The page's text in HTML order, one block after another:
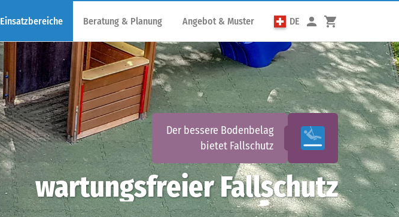
Einsatzbereiche Beratung & Planung Angebot & Muster DE
Der bessere Bodenbelag
bietet Fallschutz
wartungsfreier Fallschutz